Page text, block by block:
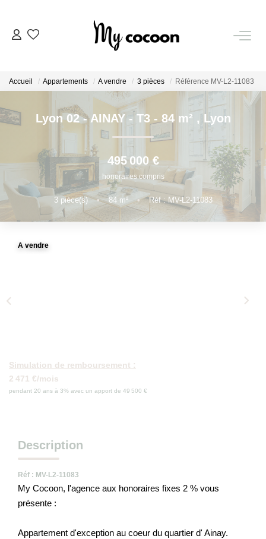
Nos Biens Vendus
ESTIMATION IMMOBILIÈRE
NOS PRESTATIONS
CHASSE IMMOBILIÈRE
Accueil Appartements A vendre 3 pièces Référence MV-L2-11083
Lyon 02 - AINAY - T3 - 84 m² , Lyon
495 000 €
honoraires compris
3pièce(s) • 84m² • Réf : MV-L2-11083
A vendre
Simulation de remboursement :
2 471 €/mois
pendant 20 ans à 3% avec un apport de 49 500 €
Description
Réf : MV-L2-11083
My Cocoon, l'agence aux honoraires fixes 2 % vous
présente :
Appartement d'exception au coeur du quartier d' Ainay.